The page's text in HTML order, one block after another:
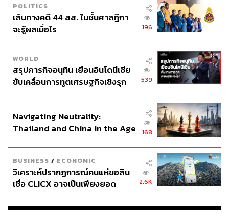
เพราะถึงแม้โลกจะพัฒนาไปอย่างไร แต่คนในสังคมก็ยังคงมี
สภาวะความไม่มั่นคงในชีวิตแปรผันไปตามยุคสมัยนั้นๆ และ
ด้วยศาสนาเกิดขึ้นมาเพื่อตอบสนองความคาดหวังจากสภาวะ
ความไม่มั่นคงในชีวิตของผู้คน ช่องว่างนี้จึงเป็นหน้าที่ของ
ศาสนาที่จะทำหน้าที่เติมเต็มในสิ่งที่วิทยาการในโลกใน
ปัจจุบันไม่สามารถให้คำตอบได้
ยกตัวอย่างเช่น กรณีผู้ป่วยมะเร็ง แม้เราจะรู้ว่าวิทยาศาสตร์
ช่วยเราได้ แต่กำลังใจเป็นสิ่งหนึ่งที่สำคัญของกลุ่มคนเหล่านี้
ศาสนาและความเชื่อจึงเข้ามาทำหน้าที่นี้ ดังนั้นศาสนาและ
ความเชื่อจึงเป็นหนทางหนึ่งในการช่วยเยียวยาควบคู่กับ
วิทยาการทางการแพทย์
ไม่เพียงเท่านั้น จากการศึกษาของ อ.นิธิ เอียวศรีวงศ์ เรื่อง
ลัทธิพิธีเสด็จพ่อ ร.5 ยังทำให้เราเห็นอีกว่า นอกจาก
ให้กับชีวิตของคนในโลกปัจจุบันด้วย
POLITICS
เส้นทางคดี 44 สส. ในชั้นศาลฎีกา
จะรู้ผลเมื่อไร
196
WORLD
สรุปภารกิจอนุทิน เยือนอินโดนีเซีย
ขับเคลื่อนการทูตเศรษฐกิจเชิงรุก
539
Navigating Neutrality:
Thailand and China in the Age
168
BUSINESS / ECONOMIC
วิเคราะห์ปรากฏการณ์คนแห่ขอสิน
เชื่อ CLICX อาจเป็นเพียงยอด
เรือนไทยที่ถูกซุกไว้
2.6K